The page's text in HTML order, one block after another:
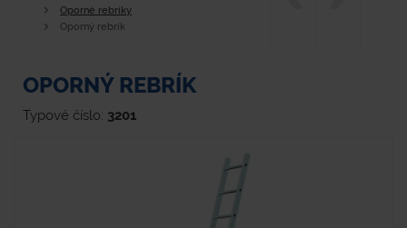
Oporné rebríky
Oporný rebrík
OPORNÝ REBRÍK
Typové číslo: 3201